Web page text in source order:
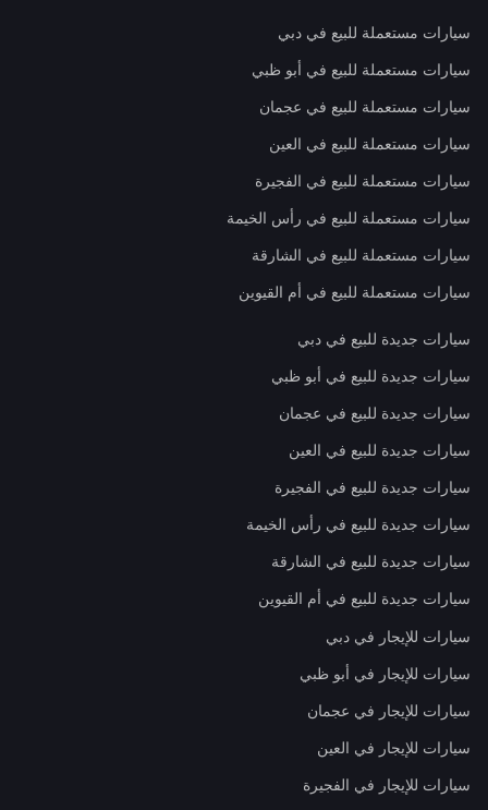
سيارات مستعملة للبيع في دبي
سيارات مستعملة للبيع في أبو ظبي
سيارات مستعملة للبيع في عجمان
سيارات مستعملة للبيع في العين
سيارات مستعملة للبيع في الفجيرة
سيارات مستعملة للبيع في رأس الخيمة
سيارات مستعملة للبيع في الشارقة
سيارات مستعملة للبيع في أم القيوين
سيارات جديدة للبيع في دبي
سيارات جديدة للبيع في أبو ظبي
سيارات جديدة للبيع في عجمان
سيارات جديدة للبيع في العين
سيارات جديدة للبيع في الفجيرة
سيارات جديدة للبيع في رأس الخيمة
سيارات جديدة للبيع في الشارقة
سيارات جديدة للبيع في أم القيوين
سيارات للإيجار في دبي
سيارات للإيجار في أبو ظبي
سيارات للإيجار في عجمان
سيارات للإيجار في العين
سيارات للإيجار في الفجيرة